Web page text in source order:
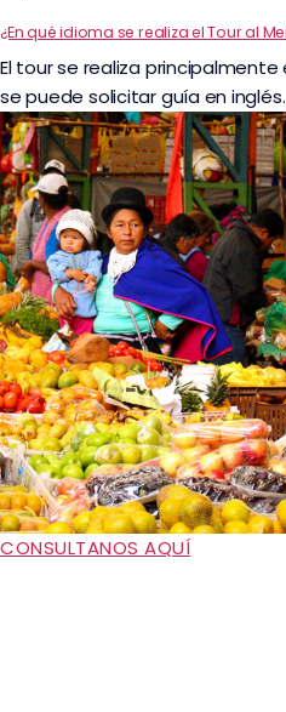
¿En qué idioma se realiza el Tour al
El tour se realiza
se puede solicitar guía en inglés.
CONSULTANOS AQUÍ